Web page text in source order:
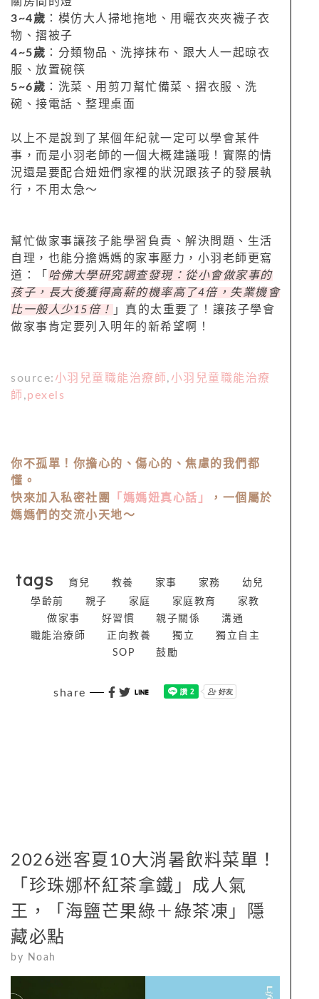
3~4歲 ：模仿大人掃地拖地、用曬衣夾夾襪子衣
物、摺被子
4~5歲 ：分類物品、洗擰抹布、跟大人一起晾衣
服、放置碗筷
5~6歲 ：洗菜、用剪刀幫忙備菜、摺衣服、洗
碗、接電話、整理桌面
以上不是說到了某個年紀就一定可以學會某件
事，而是小羽老師的一個大概建議哦！實際的情
況還是要配合妞妞們家裡的狀況跟孩子的發展執
行，不用太急～
幫忙做家事讓孩子能學習負責、解決問題、生活
自理，也能分擔媽媽的家事壓力，小羽老師更寫
道：「 哈佛大學研究調查發現：從小會做家事的
孩子，長大後獲得高薪的機率高了4倍，失業機會
比一般人少15倍！
」真的太重要了！讓孩子學會
做家事肯定要列入明年的新希望啊！
source: 小羽兒童職能治療師, 小羽兒童職能治療
師 ,pexels
你不孤單！你擔心的、傷心的、焦慮的我們都
懂。
快來加入私密社團
「媽媽妞真心話」
，一個屬於
媽媽們的交流小天地～
tags 育兒 教養 家事 家務
幼兒
學齡前
親子 家庭 家庭教育
家教
做家事
好習慣 親子關係
溝通
職能治療師
正向教養 獨立
獨立自主
SOP
鼓勵
share
2026迷客夏10大消暑飲料菜單！
「珍珠娜杯紅茶拿鐵」成人氣
王，「海鹽芒果綠＋綠茶凍」隱
藏必點
by Noah